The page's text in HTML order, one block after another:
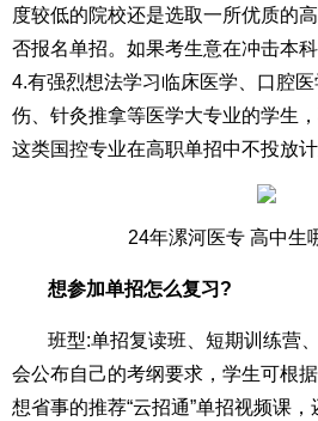
度较低的院校还是选取一所优质的
否报名单招。如果考生意在冲击本
4.有强烈想法学习临床医学、口腔
伤、针灸推拿等医学大专业的学生
这类国控专业在高职单招中不投放计
24年漯河医专 高中生
想参加单招怎么复习?
班型:单招复读班、短期训练营
会公布自己的考纲要求，学生可根
想省事的推荐“云招通”单招视频课